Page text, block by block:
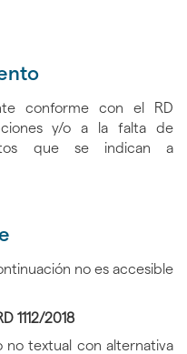
conforme con el RD
y/o a la falta de
que se indican a
no es accesible
1112/2018
no textual con alternativa